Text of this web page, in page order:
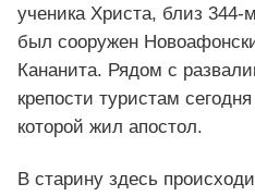
ученика Христа, близ 344-
был сооружен
Кананита. Рядом с
крепости туристам
которой жил апостол.
В старину здесь